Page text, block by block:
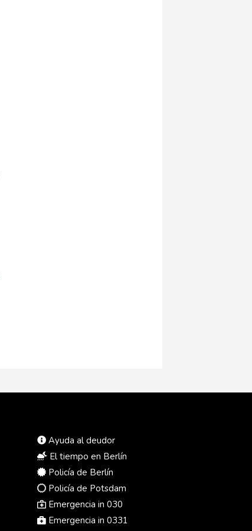
Ayuda al deudor
El tiempo en Berlín
Policía de Berlín
Policía de Potsdam
Emergencia in 030
Emergencia in 0331